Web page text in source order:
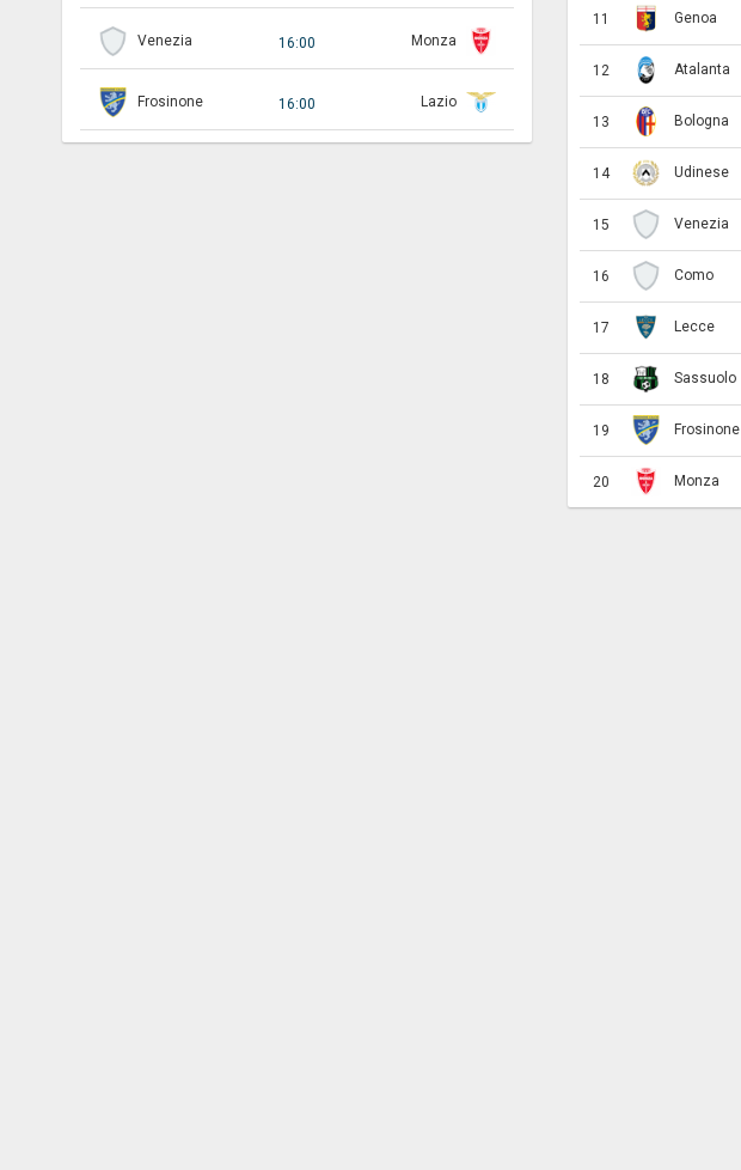
Venezia 16:00 Monza
Frosinone 16:00 Lazio
11 Genoa
12 Atalanta
13 Bologna
14 Udinese
15 Venezia
16 Como
17 Lecce
18 Sassuolo
19 Frosinone
20 Monza